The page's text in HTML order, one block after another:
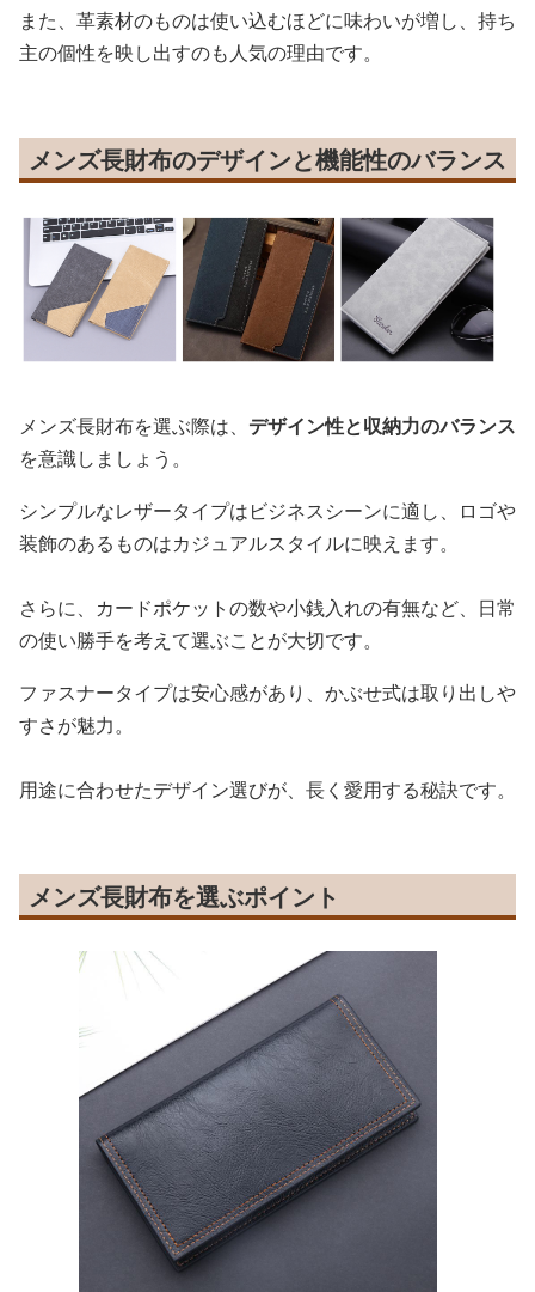
また、革素材のものは使い込むほどに味わいが増し、持ち
主の個性を映し出すのも人気の理由です。
メンズ長財布のデザインと機能性のバランス
メンズ長財布を選ぶ際は、 デザイン性と収納力のバランス
を意識しましょう。
シンプルなレザータイプはビジネスシーンに適し、ロゴや
装飾のあるものはカジュアルスタイルに映えます。
さらに、カードポケットの数や小銭入れの有無など、日常
の使い勝手を考えて選ぶことが大切です。
ファスナータイプは安心感があり、かぶせ式は取り出しや
すさが魅力。
用途に合わせたデザイン選びが、長く愛用する秘訣です。
メンズ長財布を選ぶポイント